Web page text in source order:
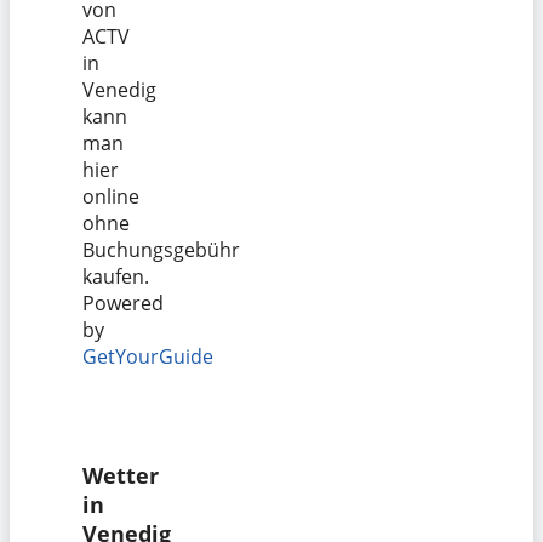
von
ACTV
in
Venedig
kann
man
hier
online
ohne
Buchungsgebühr
kaufen.
Powered
by
GetYourGuide
Wetter
in
Venedig